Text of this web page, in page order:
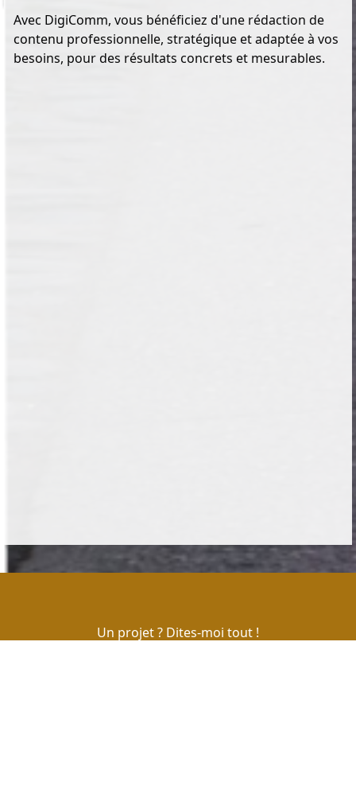
Avec DigiComm, vous bénéficiez d'une rédaction de
contenu professionnelle, stratégique et adaptée à vos
besoins, pour des résultats concrets et mesurables.
Un projet ? Dites-moi tout !